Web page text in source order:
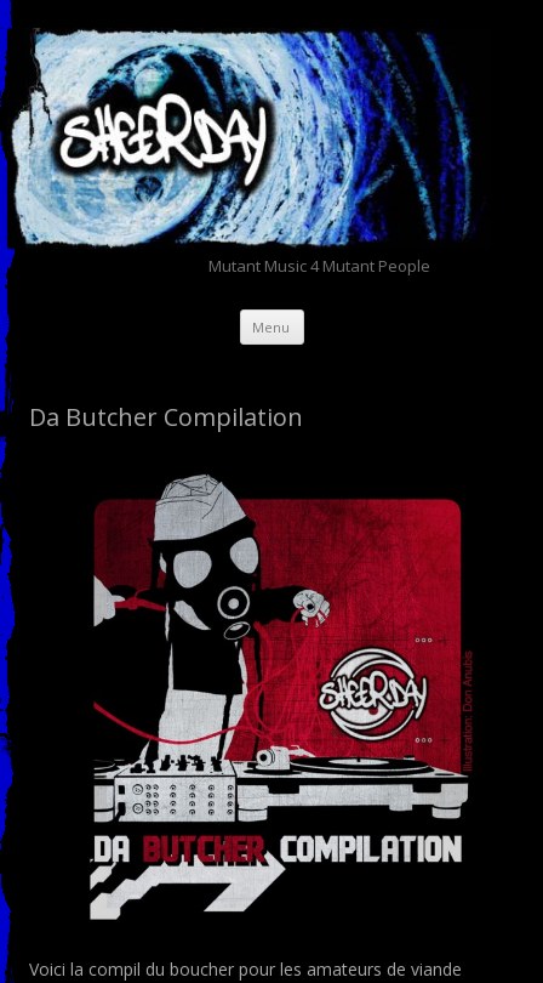
Mutant Music 4 Mutant People
Menu Aller au contenu principal
Da Butcher Compilation
Voici la compil du boucher pour les amateurs de viande